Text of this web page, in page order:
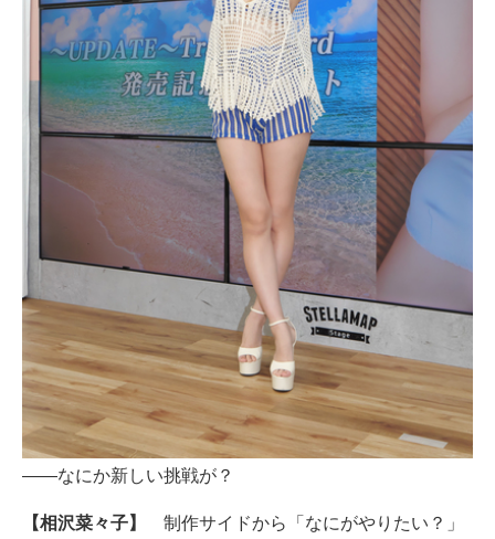
――なにか新しい挑戦が？
【相沢菜々子】
制作サイドから「なにがやりたい？」